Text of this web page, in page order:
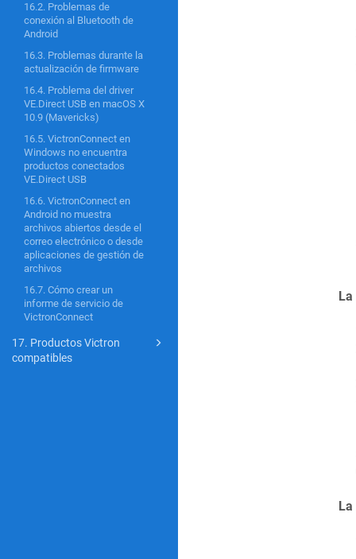
16.2. Problemas de
conexión al Bluetooth de
Android
16.3. Problemas durante la
actualización de firmware
16.4. Problema del driver
VE.Direct USB en macOS X
10.9 (Mavericks)
16.5. VictronConnect en
Windows no encuentra
productos conectados
VE.Direct USB
16.6. VictronConnect en
Android no muestra
archivos abiertos desde el
correo electrónico o desde
aplicaciones de gestión de
archivos
16.7. Cómo crear un
informe de servicio de
VictronConnect
17. Productos Victron
compatibles
La